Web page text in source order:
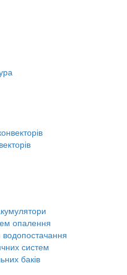
опалення
систем
баків